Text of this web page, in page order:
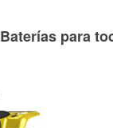
Baterías para